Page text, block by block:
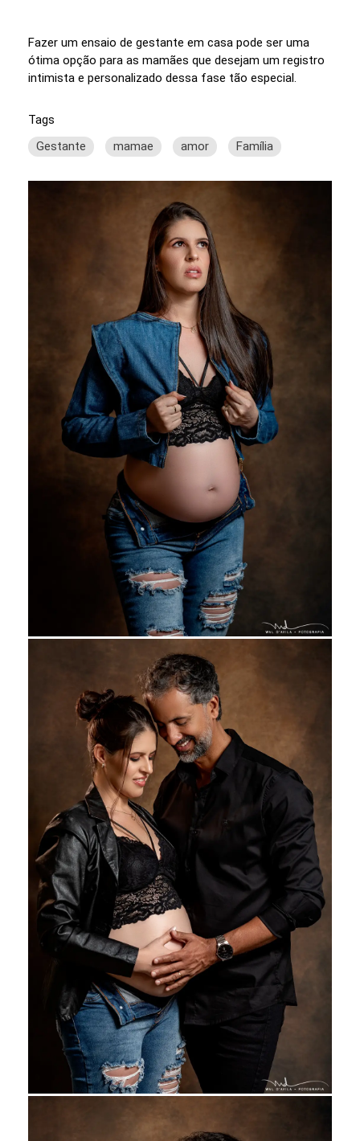
Fazer um ensaio de gestante em casa pode ser uma
ótima opção para as mamães que desejam um registro
intimista e personalizado dessa fase tão especial.
Tags
Gestante
mamae amor Família